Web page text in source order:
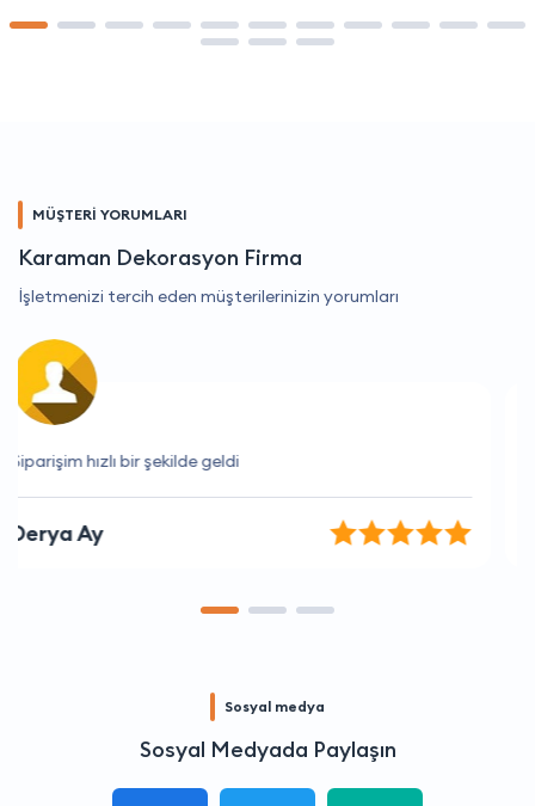
MÜŞTERİ YORUMLARI
Karaman Dekorasyon Firma
İşletmenizi tercih eden müşterilerinizin yorumları
Bu firma ile çalışmak gerçekten çok keyifli.
Elif Güneş
Sosyal medya
Sosyal Medyada Paylaşın